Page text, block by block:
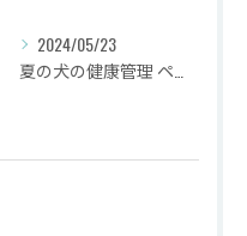
2024/05/23